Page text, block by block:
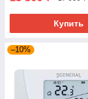
Купить
–10%